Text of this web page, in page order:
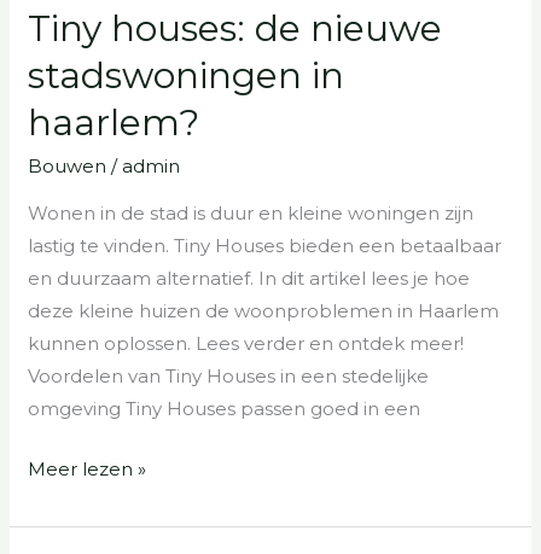
Tiny houses: de nieuwe
stadswoningen in
haarlem?
Bouwen / admin
Wonen in de stad is duur en kleine woningen zijn
lastig te vinden. Tiny Houses bieden een betaalbaar
en duurzaam alternatief. In dit artikel lees je hoe
deze kleine huizen de woonproblemen in Haarlem
kunnen oplossen. Lees verder en ontdek meer!
Voordelen van Tiny Houses in een stedelijke
omgeving Tiny Houses passen goed in een
Tiny
houses:
de
nieuwe
haarlem?
Meer lezen »